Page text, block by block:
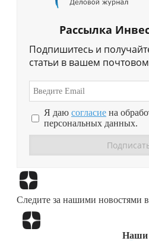
Рассылка
Подпишитесь и
статьи в вашем
Я даю согласие на
персональных данных.
Следите за нашими новостями
Наши